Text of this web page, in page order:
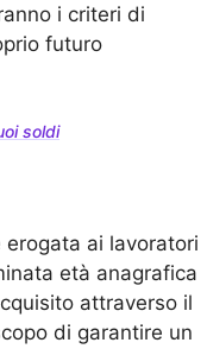
i criteri di
futuro
soldi
ai lavoratori
età anagrafica
attraverso il
di garantire un